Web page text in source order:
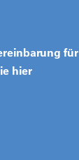
für
hier